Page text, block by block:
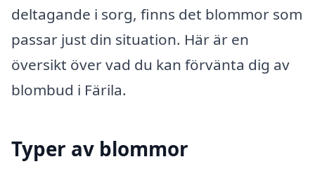
deltagande i sorg, finns det blommor som
passar just din situation. Här är en
översikt över vad du kan förvänta dig av
blombud i Färila.
Typer av blommor